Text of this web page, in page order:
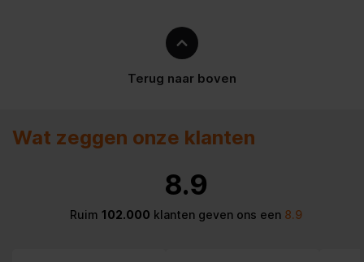
Terug naar boven
Wat zeggen onze klanten
8.9
Ruim 102.000 klanten geven ons een8.9